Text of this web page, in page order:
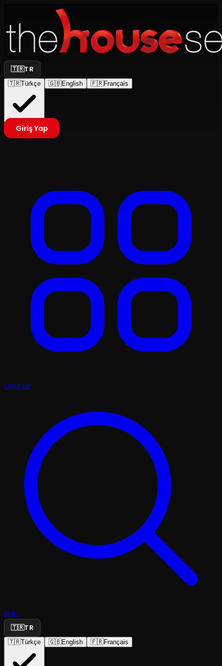
🇹🇷TR
🇹🇷Türkçe 🇬🇧English 🇫🇷Français
Giriş Yap
Oyunlar
Ara...
🇹🇷TR
🇹🇷Türkçe 🇬🇧English 🇫🇷Français